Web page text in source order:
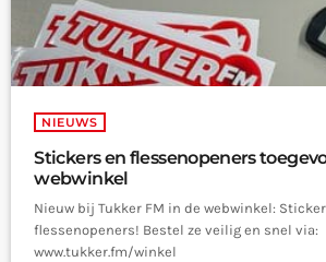
NIEUWS
Stickers en flessenopeners
webwinkel
Nieuw bij Tukker FM in de webwinkel:
flessenopeners! Bestel ze veilig en snel via:
www.tukker.fm/winkel